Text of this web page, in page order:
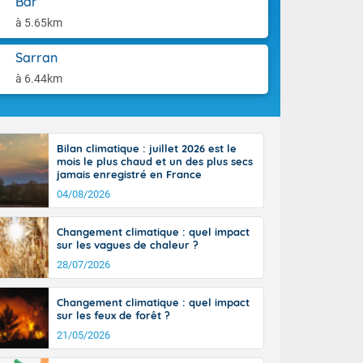
à 5.65km
Sarran
à 6.44km
le Poitou-
8 à 13
26 sur le
le sud-
Bilan climatique : juillet 2026 est le
mois le plus chaud et un des plus secs
jamais enregistré en France
04/08/2026
Changement climatique : quel impact
sur les vagues de chaleur ?
28/07/2026
Changement climatique : quel impact
sur les feux de forêt ?
21/05/2026